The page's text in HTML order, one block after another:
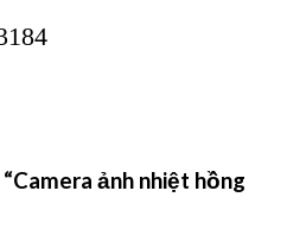
ảnh nhiệt hồng